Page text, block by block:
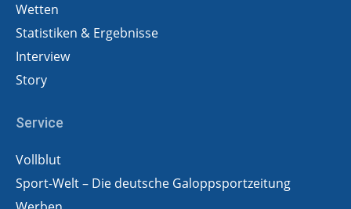
Wetten
Statistiken & Ergebnisse
Interview
Story
Service
Vollblut
Sport-Welt – Die deutsche Galoppsportzeitung